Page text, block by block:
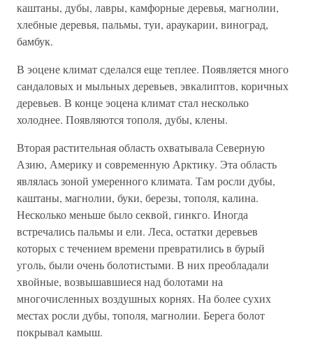
каштаны, дубы, лавры, камфорные деревья, магнолии,
хлебные деревья, пальмы, туи, араукарии, виноград,
бамбук.
В эоцене климат сделался еще теплее. Появляется много
сандаловых и мыльных деревьев, эвкалиптов, коричных
деревьев. В конце эоцена климат стал несколько
холоднее. Появляются тополя, дубы, клены.
Вторая растительная область охватывала Северную
Азию, Америку и современную Арктику. Эта область
являлась зоной умеренного климата. Там росли дубы,
каштаны, магнолии, буки, березы, тополя, калина.
Несколько меньше было секвой, гинкго. Иногда
встречались пальмы и ели. Леса, остатки деревьев
которых с течением времени превратились в бурый
уголь, были очень болотистыми. В них преобладали
хвойные, возвышавшиеся над болотами на
многочисленных воздушных корнях. На более сухих
местах росли дубы, тополя, магнолии. Берега болот
покрывал камыш.